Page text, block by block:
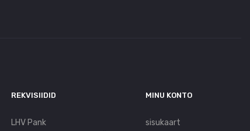
REKVISIIDID
LHV Pank
MINU KONTO
sisukaart